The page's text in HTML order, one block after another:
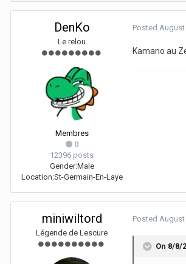
DenKo
Le relou
Membres
0
12396 posts
Gender:Male
Location:St-Germain-En-Laye
Posted August
Kamano au
miniwiltord
Légende de Lescure
Posted August
On 8/8/